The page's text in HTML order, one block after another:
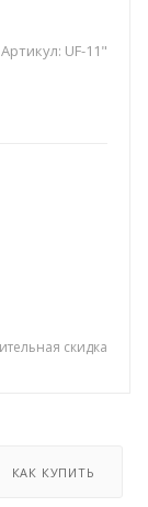
Артикул: UF-11"
скидка
КАК КУПИТЬ